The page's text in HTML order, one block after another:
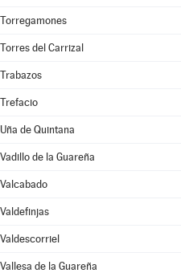
Torregamones
Torres del Carrizal
Trabazos
Trefacio
Uña de Quintana
Vadillo de la Guareña
Valcabado
Valdefinjas
Valdescorriel
Vallesa de la Guareña